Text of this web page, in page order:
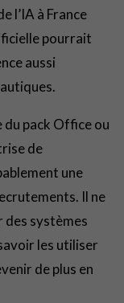
l’IA à France
pourrait
aussi
du pack Office ou
de
une
Il ne
des systèmes
les utiliser
de plus en